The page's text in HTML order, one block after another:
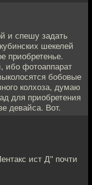
и спешу задать
шекелей
приобретенье.
ибо фотоаппарат
бобовые
колхоза, думаю
для приобретения
девайса. Вот.
ист Д" почти